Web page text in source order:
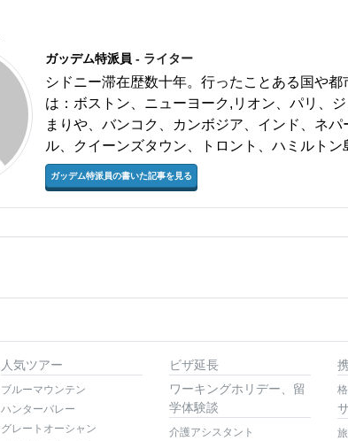
ガッデム特派員 - ライター
シドニー滞在歴数十年。行ったことある国や都
は：ボストン、ニューヨーク,リオン、パリ、
まりや、バンコク、カンボジア、インド、ネ
ル、クイーンズタウン、トロント、ハミルトン
ガッデム特派員の書いた記事を見る
人気ツアー
ブルーマウンテン
ハンターバレー
グレートオーシャン
ビザ延長
ワーキングホリデー、留
学体験談
介護アシスタント